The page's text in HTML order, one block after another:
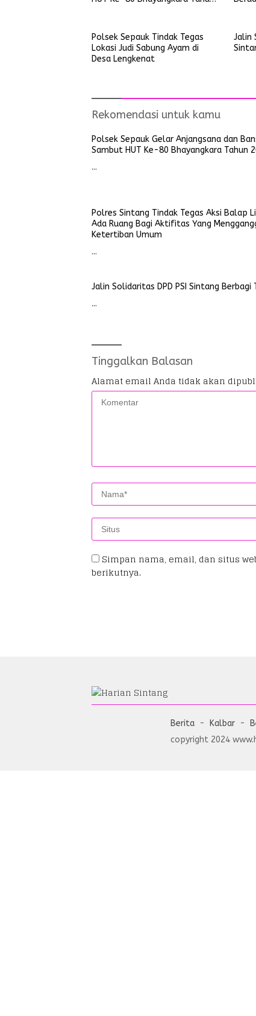
Polsek Sepauk Tindak Tegas
Lokasi Judi Sabung Ayam di
Desa Lengkenat
Jalin
Rekomendasi untuk kamu
Polsek Sepauk Gelar Anjangsana dan
Sambut HUT Ke-80 Bhayangkara Tahun
…
Polres Sintang Tindak Tegas Aksi Balap
Ada Ruang Bagi Aktifitas Yang
Ketertiban Umum
…
Jalin Solidaritas DPD PSI Sintang Berbagi
…
Tinggalkan Balasan
Alamat email Anda tidak akan
Simpan nama, email, dan situs
berikutnya.
Berita Kalbar
copyright 2024